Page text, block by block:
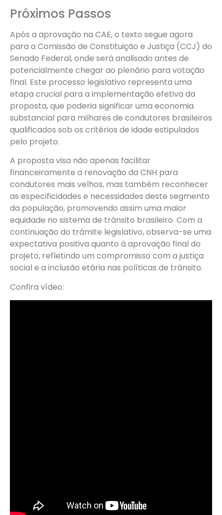
Próximos Passos
Após a aprovação na CAE, o texto segue agora
para a Comissão de Constituição e Justiça (CCJ) do
Senado Federal, onde será analisado antes de
potencialmente chegar ao plenário para votação
final. Este processo legislativo representa uma
etapa crucial para a implementação efetiva da
proposta, que poderia significar uma economia
substancial para milhares de condutores brasileiros
qualificados sob os critérios de idade estipulados
pelo projeto.
A proposta visa não apenas facilitar
financeiramente a renovação da CNH para
condutores mais velhos, mas também reconhecer
as especificidades e necessidades deste segmento
da população, promovendo assim uma maior
equidade no sistema de trânsito brasileiro. Com a
continuação do trâmite legislativo, observa-se uma
expectativa positiva quanto à aprovação final do
projeto, refletindo um compromisso com a justiça
social e a inclusão etária nas políticas de trânsito.
Confira vídeo: